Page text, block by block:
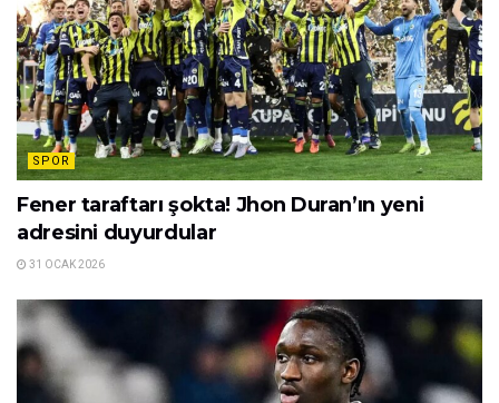
SPOR
Fener taraftarı şokta! Jhon Duran’ın yeni
adresini duyurdular
31 OCAK 2026